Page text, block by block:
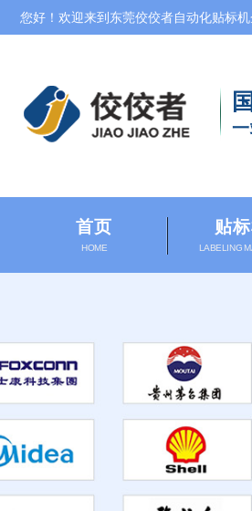
您好！欢迎来到东莞佼佼者自动化贴标机
首页
HOME
贴
LABELING